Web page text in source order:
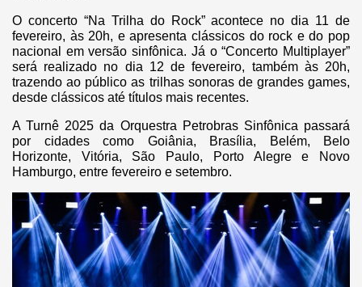
O concerto “Na Trilha do Rock” acontece no dia 11 de
fevereiro, às 20h, e apresenta clássicos do rock e do pop
nacional em versão sinfônica. Já o “Concerto Multiplayer”
será realizado no dia 12 de fevereiro, também às 20h,
trazendo ao público as trilhas sonoras de grandes games,
desde clássicos até títulos mais recentes.
A Turnê 2025 da Orquestra Petrobras Sinfônica passará
por cidades como Goiânia, Brasília, Belém, Belo
Horizonte, Vitória, São Paulo, Porto Alegre e Novo
Hamburgo, entre fevereiro e setembro.